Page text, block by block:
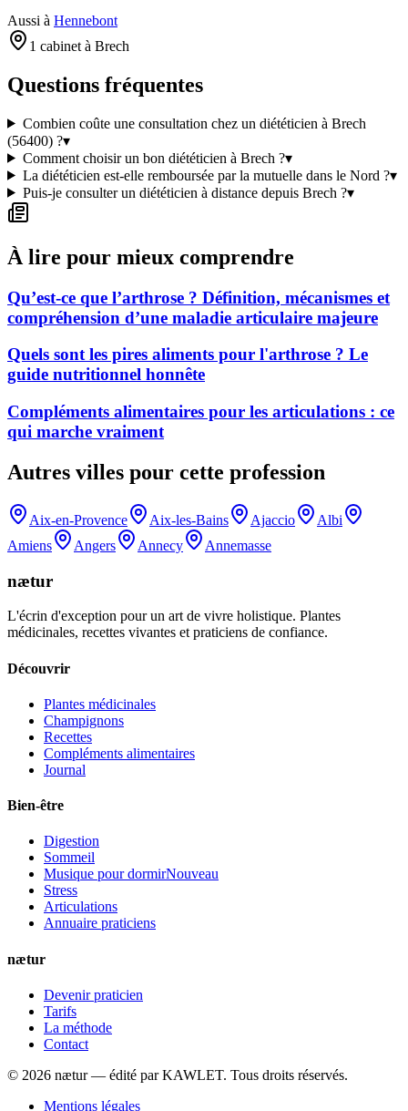
Aussi à Hennebont
1 cabinet à Brech
Questions fréquentes
Combien coûte une consultation chez un diététicien à Brech
(56400) ?▾
Comment choisir un bon diététicien à Brech ?▾
La diététicien est-elle remboursée par la mutuelle dans le Nord ?▾
Puis-je consulter un diététicien à distance depuis Brech ?▾
À lire pour mieux comprendre
Qu’est-ce que l’arthrose ? Définition, mécanismes et
compréhension d’une maladie articulaire majeure
Quels sont les pires aliments pour l'arthrose ? Le
guide nutritionnel honnête
Compléments alimentaires pour les articulations : ce
qui marche vraiment
Autres villes pour cette profession
Aix-en-Provence Aix-les-Bains Ajaccio
Albi
Amiens
Angers Annecy Annemasse
nætur
L'écrin d'exception pour un art de vivre holistique. Plantes
médicinales, recettes vivantes et praticiens de confiance.
Découvrir
Plantes médicinales
Champignons
Recettes
Compléments alimentaires
Journal
Bien-être
Digestion
Sommeil
Musique pour dormirNouveau
Stress
Articulations
Annuaire praticiens
nætur
Devenir praticien
Tarifs
La méthode
Contact
© 2026 nætur — édité par KAWLET. Tous droits réservés.
Mentions légales